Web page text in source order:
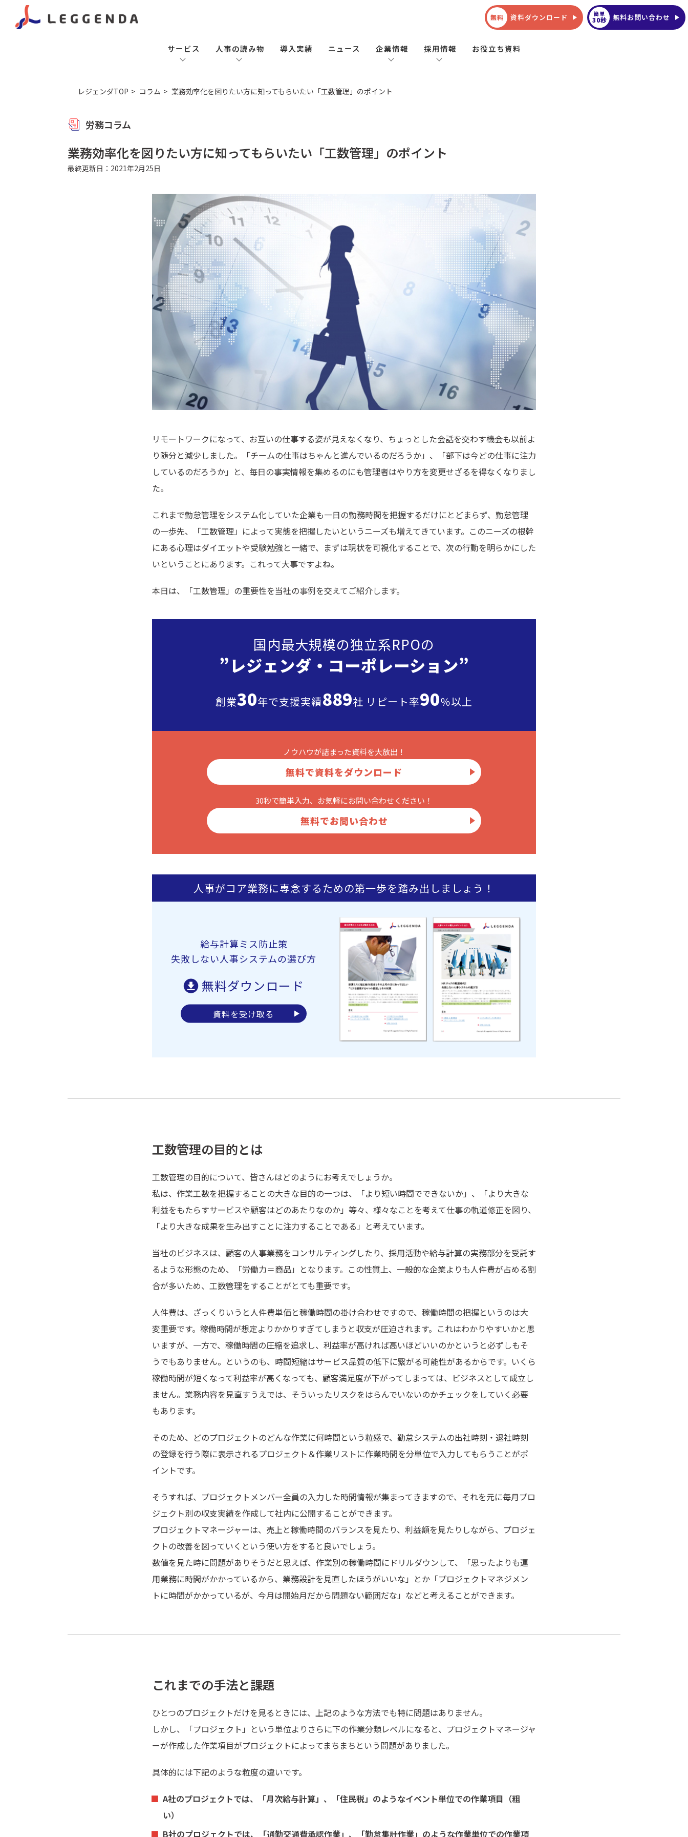
サービス 人事の読み物 導入実績 ニュース 企業情報 採用情報 お役立ち資料
無料 資料ダウンロード 簡単
30秒 無料お問い合わせ
レジェンダTOP コラム 業務効率化を図りたい方に知ってもらいたい「工数管理」のポイント
労務コラム
業務効率化を図りたい方に知ってもらいたい「工数管理」のポイント
最終更新日：2021年2月25日
リモートワークになって、お互いの仕事する姿が見えなくなり、ちょっとした会話を交わす機会も以前よ
り随分と減少しました。「チームの仕事はちゃんと進んでいるのだろうか」、「部下は今どの仕事に注力
しているのだろうか」と、毎日の事実情報を集めるのにも管理者はやり方を変更せざるを得なくなりまし
た。
これまで勤怠管理をシステム化していた企業も一日の勤務時間を把握するだけにとどまらず、勤怠管理
の一歩先、「工数管理」によって実態を把握したいというニーズも増えてきています。このニーズの根幹
にある心理はダイエットや受験勉強と一緒で、まずは現状を可視化することで、次の行動を明らかにした
いということにあります。これって大事ですよね。
本日は、「工数管理」の重要性を当社の事例を交えてご紹介します。
国内最大規模の独立系RPOの
”レジェンダ・ コーポレーション”
創業30年で支援実績889社 リピート率90％以上
ノウハウが詰まった資料を大放出！
無料で資料をダウンロード
30秒で簡単入力、お気軽にお問い合わせください！
無料でお問い合わせ
人事がコア業務に専念するための第一歩を踏み出しましょう！
給与計算ミス防止策
失敗しない人事システムの選び方
無料ダウンロード
資料を受け取る
工数管理の目的とは
工数管理の目的について、皆さんはどのようにお考えでしょうか。
私は、作業工数を把握することの大きな目的の一つは、「より短い時間でできないか」、「より大きな
利益をもたらすサービスや顧客はどのあたりなのか」等々、様々なことを考えて仕事の軌道修正を図り、
「より大きな成果を生み出すことに注力することである」と考えています。
当社のビジネスは、顧客の人事業務をコンサルティングしたり、採用活動や給与計算の実務部分を受託す
るような形態のため、「労働力＝商品」となります。この性質上、一般的な企業よりも人件費が占める割
合が多いため、工数管理をすることがとても重要です。
人件費は、ざっくりいうと人件費単価と稼働時間の掛け合わせですので、稼働時間の把握というのは大
変重要です。稼働時間が想定よりかかりすぎてしまうと収支が圧迫されます。これはわかりやすいかと思
いますが、一方で、稼働時間の圧縮を追求し、利益率が高ければ高いほどいいのかというと必ずしもそ
うでもありません。というのも、時間短縮はサービス品質の低下に繋がる可能性があるからです。いくら
稼働時間が短くなって利益率が高くなっても、顧客満足度が下がってしまっては、ビジネスとして成立し
ません。業務内容を見直すうえでは、そういったリスクをはらんでいないのかチェックをしていく必要
もあります。
そのため、どのプロジェクトのどんな作業に何時間という粒感で、勤怠システムの出社時刻・退社時刻
の登録を行う際に表示されるプロジェクト＆作業リストに作業時間を分単位で入力してもらうことがポ
イントです。
そうすれば、プロジェクトメンバー全員の入力した時間情報が集まってきますので、それを元に毎月プロ
ジェクト別の収支実績を作成して社内に公開することができます。
プロジェクトマネージャーは、売上と稼働時間のバランスを見たり、利益額を見たりしながら、プロジェ
クトの改善を図っていくという使い方をすると良いでしょう。
数値を見た時に問題がありそうだと思えば、作業別の稼働時間にドリルダウンして、「思ったよりも運
用業務に時間がかかっているから、業務設計を見直したほうがいいな」とか「プロジェクトマネジメン
トに時間がかかっているが、今月は開始月だから問題ない範囲だな」などと考えることができます。
これまでの手法と課題
ひとつのプロジェクトだけを見るときには、上記のような方法でも特に問題はありません。
しかし、「プロジェクト」という単位よりさらに下の作業分類レベルになると、プロジェクトマネージャ
ーが作成した作業項目がプロジェクトによってまちまちという問題がありました。
具体的には下記のような粒度の違いです。
A社のプロジェクトでは、「月次給与計算」、「住民税」のようなイベント単位での作業項目（粗
い）
B社のプロジェクトでは、「通勤交通費承認作業」、「勤怠集計作業」のような作業単位での作業項